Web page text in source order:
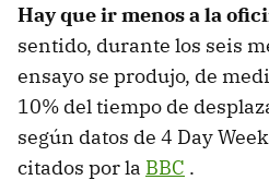
Hay que ir menos a la
sentido, durante los seis
ensayo se produjo, de
10% del tiempo de
según datos de 4 Day
citados por la BBC .